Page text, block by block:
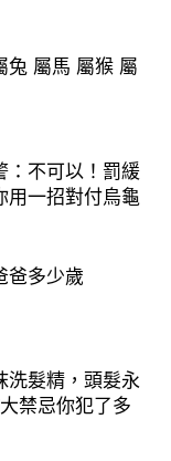
驚喜。
荷包自然
兔 屬馬 屬猴 屬
：不可以！罰緩
用一招對付烏龜
爸多少歲
洗髮精，頭髮永
禁忌你犯了多